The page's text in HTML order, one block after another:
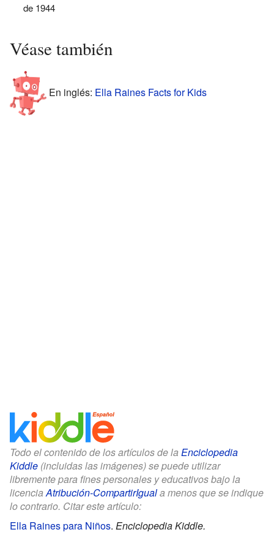
de 1944
Véase también
En inglés: Ella Raines Facts for Kids
Todo el contenido de los artículos de la Enciclopedia
Kiddle (incluidas las imágenes) se puede utilizar
libremente para fines personales y educativos bajo la
licenciaAtribución-CompartirIguala menos que se indique
lo contrario. Citar este artículo:
Ella Raines para Niños. Enciclopedia Kiddle.